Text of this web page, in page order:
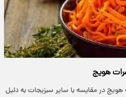
هویج
در مقایسه با سایر سبزیجات به دلیل